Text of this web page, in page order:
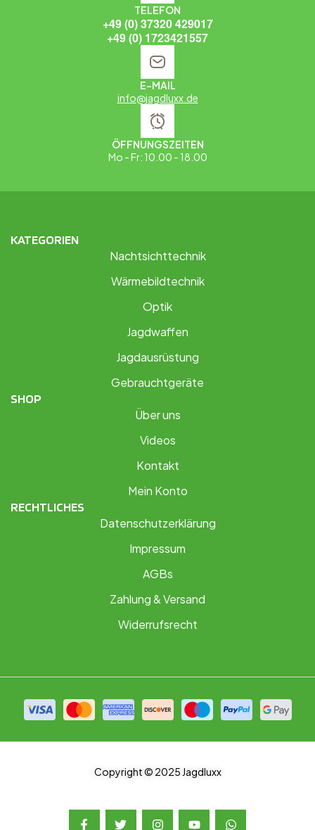
TELEFON
+49 (0) 37320 429017
+49 (0) 1723421557
E-MAIL
info@jagdluxx.de
ÖFFNUNGSZEITEN
Mo - Fr: 10.00 - 18.00
KATEGORIEN
Nachtsichttechnik
Wärmebildtechnik
Optik
Jagdwaffen
Jagdausrüstung
Gebrauchtgeräte
SHOP
Über uns
Videos
Kontakt
Mein Konto
RECHTLICHES
Datenschutzerklärung
Impressum
AGBs
Zahlung & Versand
Widerrufsrecht
Copyright © 2025 Jagdluxx